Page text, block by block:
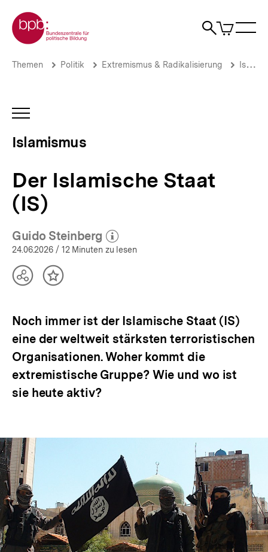
zum
Seiteninhalt
springen
Zur Startseite der bpb
Suche
Artikel
im
Der
Islamismus
bpb.de
Brotkrümelnavigation
Pfadnavigation
Themen Politik Extremismus & Radikalisierung Islamismus
INHALTSNAVIGATION
Islamismus
Der Islamische Staat
(IS)
Guido Steinberg
(Mehr zum Autor)
öffnen
24.06.2026 / 12 Minuten zu lesen
TeilenInhalt
Noch immer ist der Islamische Staat (IS)
eine der weltweit stärksten terroristischen
Organisationen. Woher kommt die
extremistische Gruppe? Wie und wo ist
sie heute aktiv?